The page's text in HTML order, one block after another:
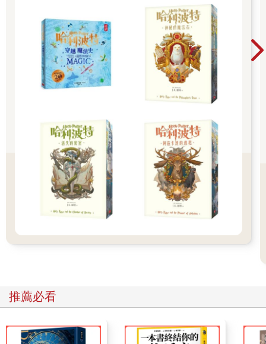
自從發現這個小洞後，尤其是在母親暴躁數落他的晚上，他只要
一被關進房間，立刻悄無聲息拉出抽屜，毫不厭倦地偷窺母親睡
前的樣子。母親態度和藹的晚上他絕對不會看。
登知道，雖還沒到酷熱難眠的季節，母親卻習慣在睡前全身脫
光。鏡子位於室內看不見的一角，因此裸體的母親如果太靠近鏡
子，要偷窺就很困難。
年方三十三歲的母親，固定去網球俱樂部打球，所以身材雖纖細
習慣，但她有時也會在鏡前側坐，燒昏頭似的眼睛渙散無神地對
著鏡子，香味濃郁得連登這邊都能聞到的手指，偶而定住不動。
這種時候，母親塗著艷紅指甲油的指甲，幾乎看似鮮血令登膽戰
登有生以來第一次如此仔細地打量女人的身體。
她的肩膀如海岸線徐緩地分向左右落下，脖頸和手臂略為曬黑，
但從胸脯開始，彷彿自內側打光般溫潤白皙，是一片微帶凝脂、
清淨無染的領域。徐緩的線條到了乳房，突然傲然挺立，雙手搓
揉後，葡萄色的乳頭各自翹起。腹部微微隨著呼吸起伏。那裡有
妊娠紋。關於這個，登在父親書房伸手搆不到的高處書架上，發
接著登看到了，那個黑色領域。那裡怎樣都看不清，由於太努
力，登的眼角都痛了。⋯⋯他想出各種猥褻的言詞，但言詞就是
無法撥開那草叢深入。
正如朋友所言，那是多麼可憐的空屋啊。那是空屋，和他自身世
推薦必看